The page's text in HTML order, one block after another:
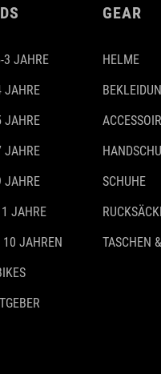
3 JAHRE
JAHRE
JAHRE
JAHRE
JAHRE
JAHRE
10 JAHREN
GEAR
HELME
SCHUHE
TASCHEN